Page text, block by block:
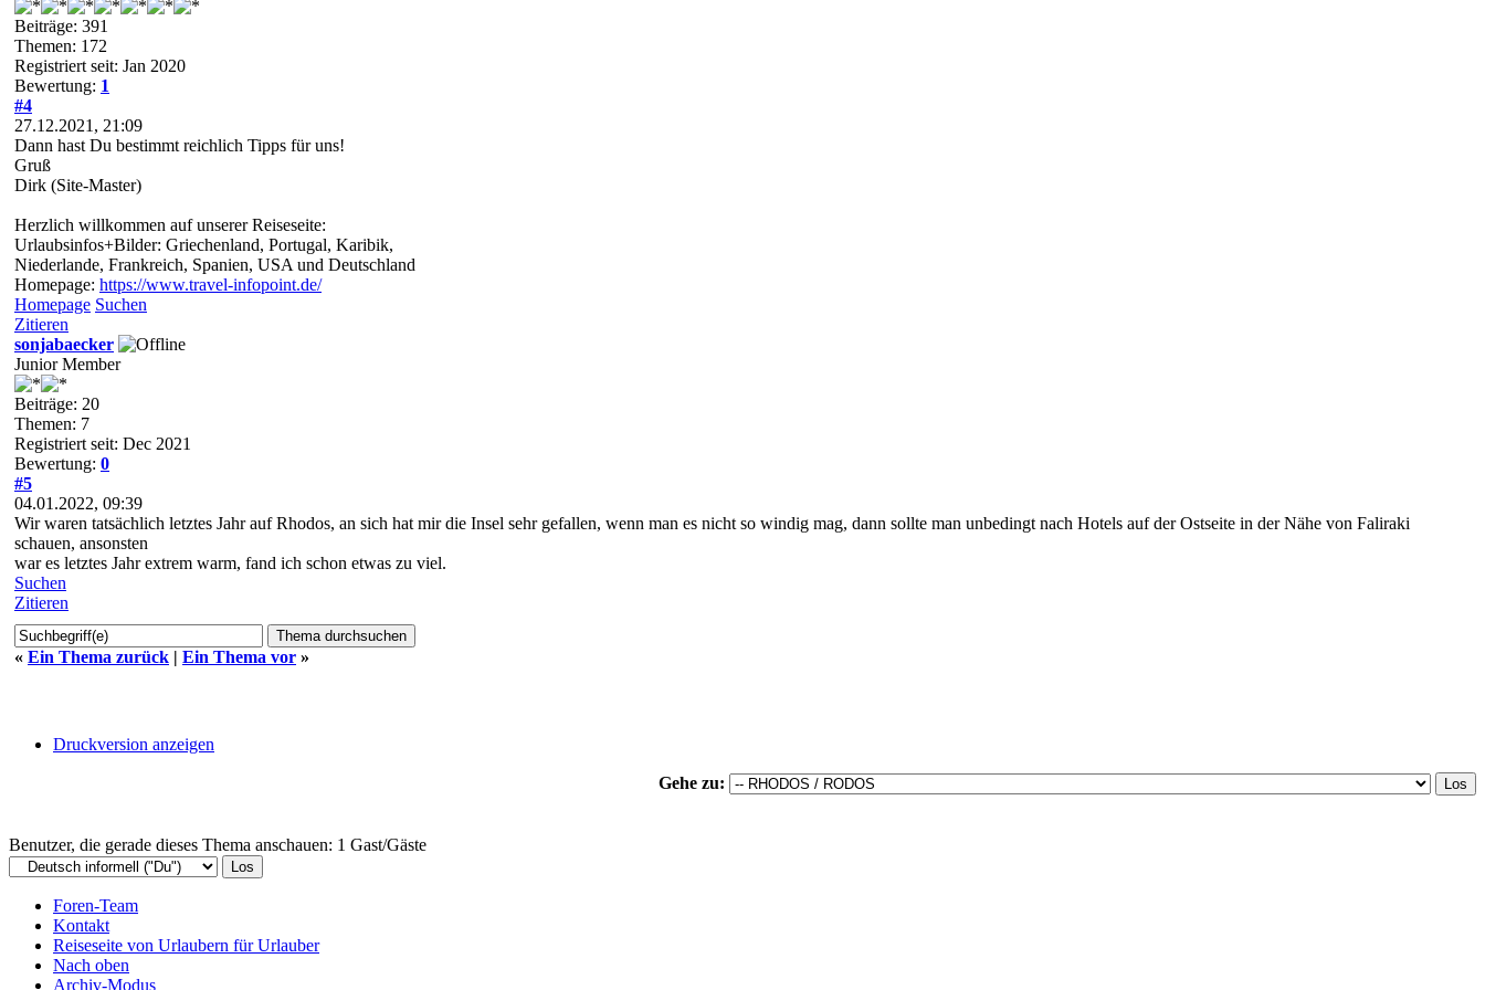
Beiträge: 391
Themen: 172
Registriert seit: Jan 2020
Bewertung: 1
#4
27.12.2021, 21:09
Dann hast Du bestimmt reichlich Tipps für uns!
Gruß
Dirk (Site-Master)
Herzlich willkommen auf unserer Reiseseite:
Urlaubsinfos+Bilder: Griechenland, Portugal, Karibik,
Niederlande, Frankreich, Spanien, USA und Deutschland
Homepage: https://www.travel-infopoint.de/
Homepage Suchen
Zitieren
sonjabaecker
Junior Member
Beiträge: 20
Themen: 7
Registriert seit: Dec 2021
Bewertung: 0
#5
04.01.2022, 09:39
Wir waren tatsächlich letztes Jahr auf Rhodos, an sich hat mir die Insel sehr gefallen, wenn man es nicht so windig mag, dann sollte man unbedingt nach Hotels auf der Ostseite in der Nähe von Faliraki
schauen, ansonsten
war es letztes Jahr extrem warm, fand ich schon etwas zu viel.
Suchen
Zitieren
« Ein Thema zurück | Ein Thema vor »
Druckversion anzeigen
Gehe zu:
Benutzer, die gerade dieses Thema anschauen: 1 Gast/Gäste
Foren-Team
Kontakt
Reiseseite von Urlaubern für Urlauber
Nach oben
Archiv-Modus